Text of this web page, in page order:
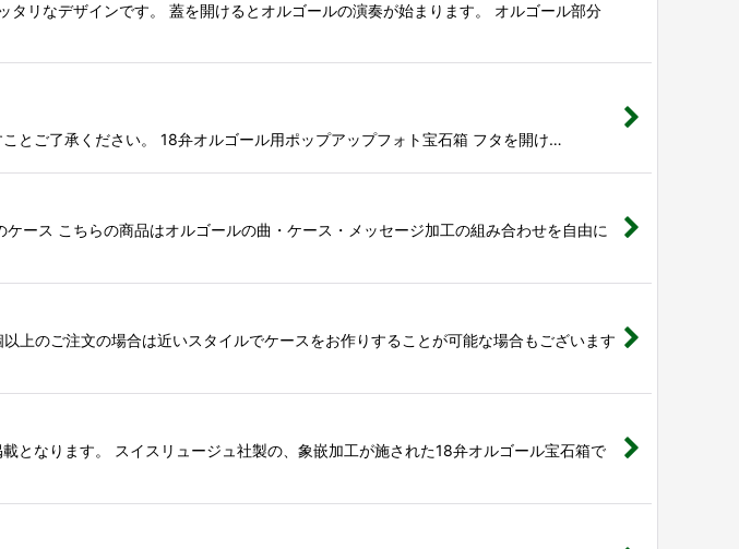
リなデザインです。 蓋を開けるとオルゴールの演奏が始まります。 オルゴール部分
とご了承ください。 18弁オルゴール用ポップアップフォト宝石箱 フタを開け…
ス こちらの商品はオルゴールの曲・ケース・メッセージ加工の組み合わせを自由に
上のご注文の場合は近いスタイルでケースをお作りすることが可能な場合もございます
となります。 スイスリュージュ社製の、象嵌加工が施された18弁オルゴール宝石箱で